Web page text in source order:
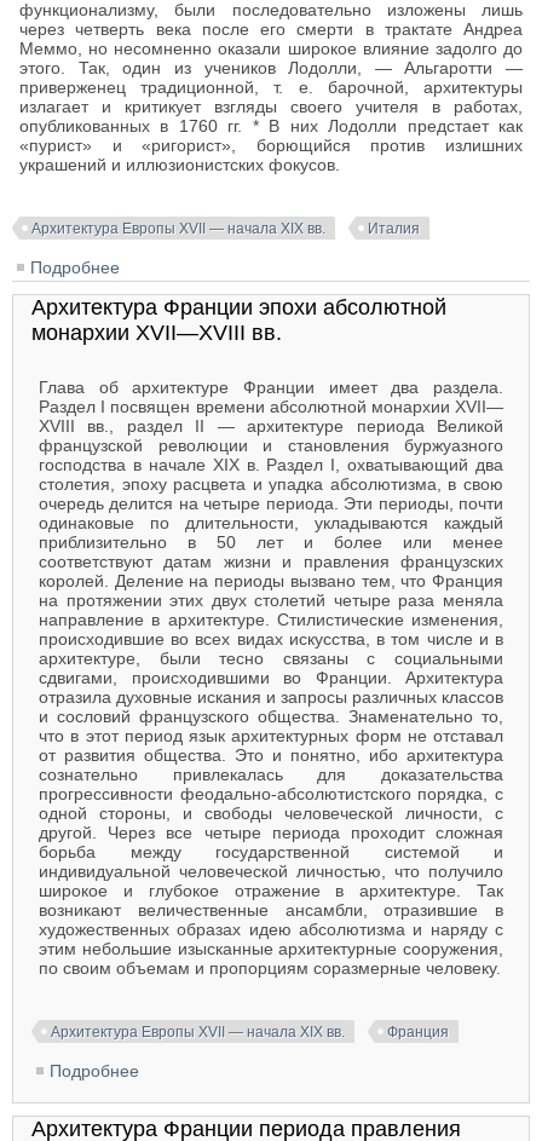
функционализму, были последовательно изложены лишь
через четверть века после его смерти в трактате Андреа
Меммо, но несомненно оказали широкое влияние задолго до
этого. Так, один из учеников Лодолли, — Альгаротти —
приверженец традиционной, т. е. барочной, архитектуры
излагает и критикует взгляды своего учителя в работах,
опубликованных в 1760 гг. * В них Лодолли предстает как
«пурист» и «ригорист», борющийся против излишних
украшений и иллюзионистских фокусов.
Архитектура Европы XVII — начала XIX вв. Италия
Подробнее
— начало XIX в.)
Архитектура Франции эпохи абсолютной
монархии XVII—XVIII вв.
Глава об архитектуре Франции имеет два раздела.
Раздел I посвящен времени абсолютной монархии XVII—
XVIII вв., раздел II — архитектуре периода Великой
французской революции и становления буржуазного
господства в начале XIX в. Раздел I, охватывающий два
столетия, эпоху расцвета и упадка абсолютизма, в свою
очередь делится на четыре периода. Эти периоды, почти
одинаковые по длительности, укладываются каждый
приблизительно в 50 лет и более или менее
соответствуют датам жизни и правления французских
королей. Деление на периоды вызвано тем, что Франция
на протяжении этих двух столетий четыре раза меняла
направление в архитектуре. Стилистические изменения,
происходившие во всех видах искусства, в том числе и в
архитектуре, были тесно связаны с социальными
сдвигами, происходившими во Франции. Архитектура
отразила духовные искания и запросы различных классов
и сословий французского общества. Знаменательно то,
что в этот период язык архитектурных форм не отставал
от развития общества. Это и понятно, ибо архитектура
сознательно привлекалась для доказательства
прогрессивности феодально-абсолютистского порядка, с
одной стороны, и свободы человеческой личности, с
другой. Через все четыре периода проходит сложная
борьба между государственной системой и
индивидуальной человеческой личностью, что получило
широкое и глубокое отражение в архитектуре. Так
возникают величественные ансамбли, отразившие в
художественных образах идею абсолютизма и наряду с
этим небольшие изысканные архитектурные сооружения,
по своим объемам и пропорциям соразмерные человеку.
Архитектура Европы XVII — начала XIX вв. Франция
Подробнее
Архитектура Франции периода правления